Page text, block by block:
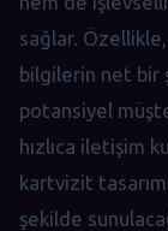
sağlar. Özellikle,
bilgilerin net bir
potansiyel
hızlıca iletişim
kartvizit
şekilde